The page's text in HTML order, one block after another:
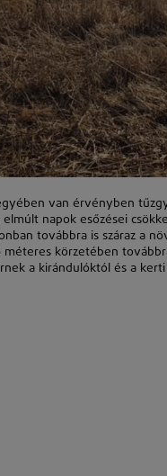
van érvényben
elmúlt napok esőzései
továbbra is száraz a
körzetében
a kirándulóktól és a